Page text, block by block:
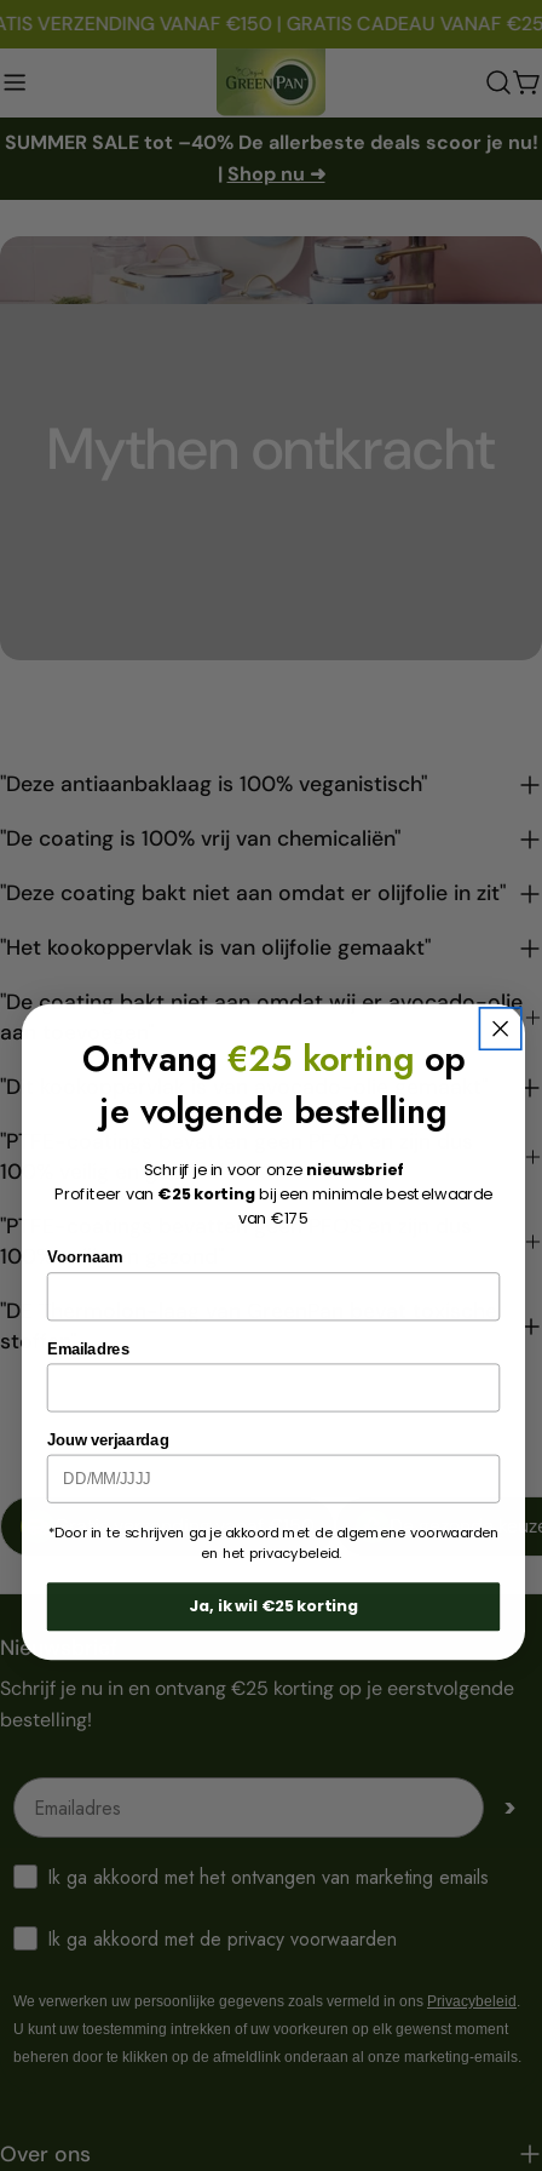
Doorgaan
naar
artikel
VERZENDING VANAF €150 | GRATIS CADEAU VANAF
SUMMER SALE tot –40% De allerbeste deals scoor je nu!
| Shop nu ➜
Mythen ontkracht
"Deze antiaanbaklaag is 100% veganistisch"
"De coating is 100% vrij van chemicaliën"
"Deze coating bakt niet aan omdat er olijfolie in zit"
"Het kookoppervlak is van olijfolie gemaakt"
"De coating bakt niet aan omdat wij er avocado-olie
aan toevoegen"
"Dit kookoppervlak is van avocado-olie gemaakt"
"PTFE-coatings bevatten geen PFOA en zijn dus
100% veilig en gezond"
"PTFE-coatings bevatten geen PFOS en zijn dus
100% veilig en gezond"
"DE Thermolon-laag van GreenPan bevat toxische
stoffen"
Gratis verzending vanaf €150 De gezonde
Over ons
Nieuwsbrief
Schrijf je nu in en ontvang €25 korting op je eerstvolgende
bestelling!
Emailadres
>
Ik ga akkoord met het ontvangen van marketing emails
Ik ga akkoord met de privacy voorwaarden
We verwerken uw persoonlijke gegevens zoals vermeld in ons Privacybeleid .
U kunt uw toestemming intrekken of uw voorkeuren op elk gewenst moment
beheren door te klikken op de afmeldlink onderaan al onze marketing-emails.
Ontvang €25 korting op
je volgende bestelling
Schrijf je in voor onze nieuwsbrief
Profiteer van €25 kortingbij een minimale bestelwaarde
van €175
Voornaam
Emailadres
Jouw verjaardag
*Door in te schrijven ga je akkoord met de algemene voorwaarden
en het privacybeleid.
Ja, ik wil €25 korting